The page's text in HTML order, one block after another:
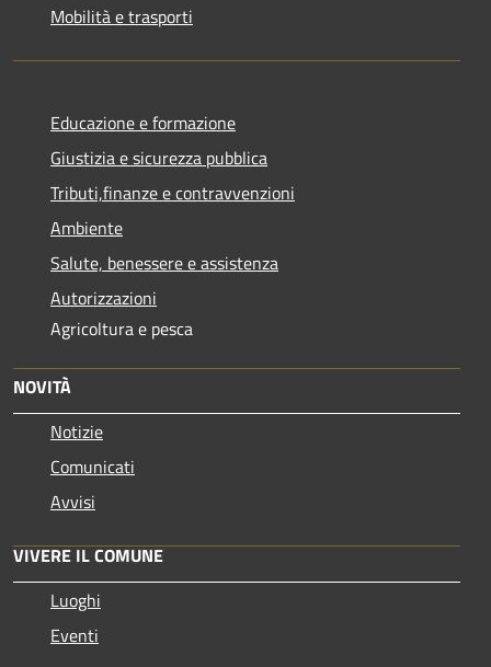
Mobilità e trasporti
Educazione e formazione
Giustizia e sicurezza pubblica
Tributi,finanze e contravvenzioni
Ambiente
Salute, benessere e assistenza
Autorizzazioni
Agricoltura e pesca
NOVITÀ
Notizie
Comunicati
Avvisi
VIVERE IL COMUNE
Luoghi
Eventi